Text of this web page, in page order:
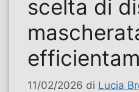
scelta di
11/02/2026 di Lucia